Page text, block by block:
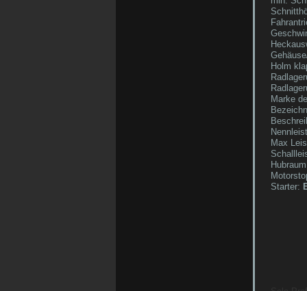
Holm
Marke
Max
Starter: